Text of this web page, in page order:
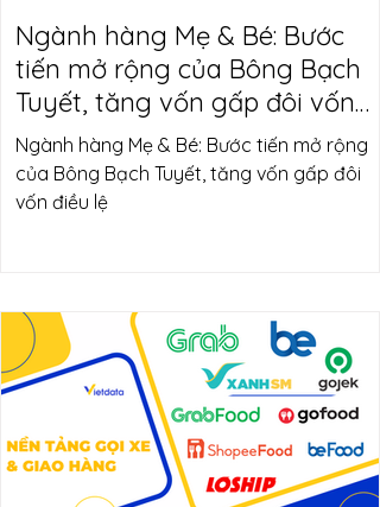
Ngành hàng Mẹ & Bé: Bước
tiến mở rộng của Bông Bạch
Tuyết, tăng vốn gấp đôi vốn
điều lệ
Ngành hàng Mẹ & Bé: Bước tiến mở rộng
của Bông Bạch Tuyết, tăng vốn gấp đôi
vốn điều lệ